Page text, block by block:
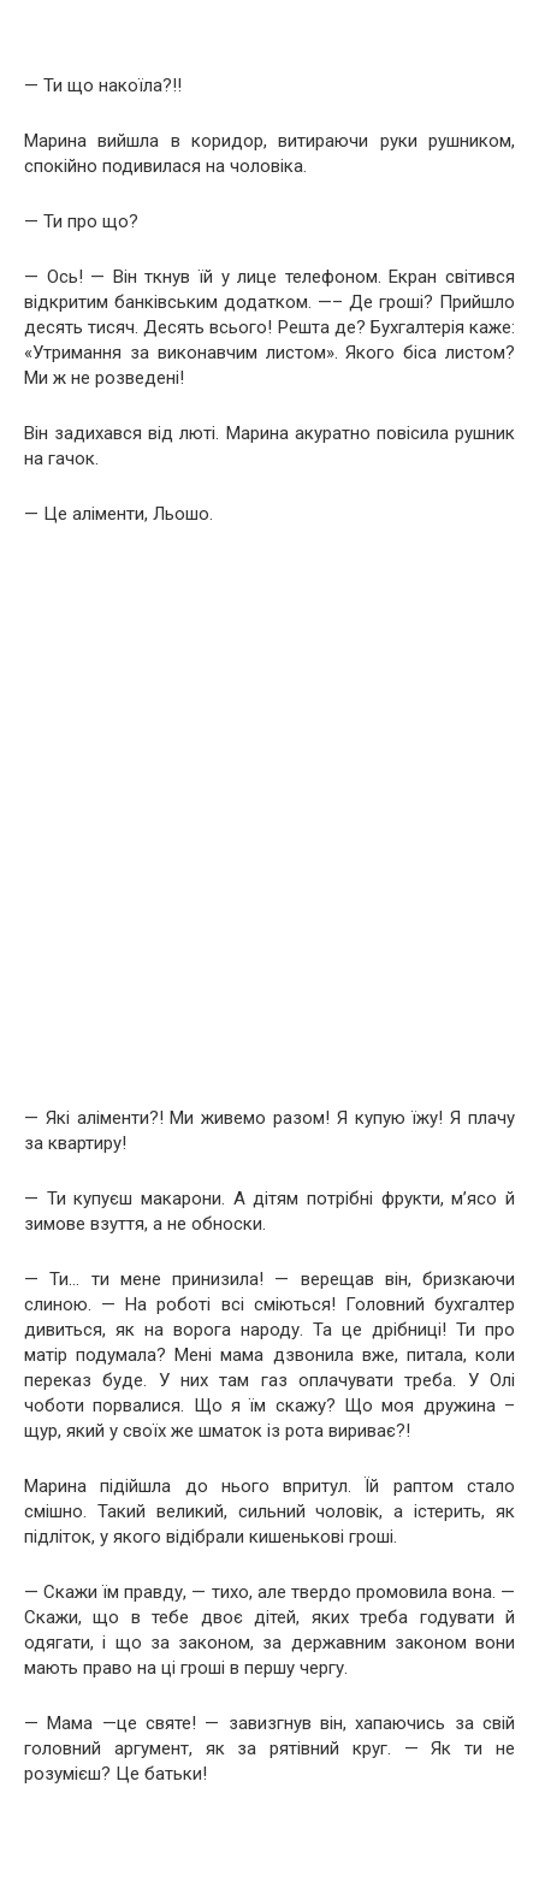
— Ти що накоїла?!!
Марина вийшла в коридор, витираючи руки рушником,
спокійно подивилася на чоловіка.
— Ти про що?
— Ось! — Він ткнув їй у лице телефоном. Екран світився
відкритим банківським додатком. —– Де гроші? Прийшло
десять тисяч. Десять всього! Решта де? Бухгалтерія каже:
«Утримання за виконавчим листом». Якого біса листом?
Ми ж не розведені!
Він задихався від люті. Марина акуратно повісила рушник
на гачок.
— Це аліменти, Льошо.
— Які аліменти?! Ми живемо разом! Я купую їжу! Я плачу
за квартиру!
— Ти купуєш макарони. А дітям потрібні фрукти, м’ясо й
зимове взуття, а не обноски.
— Ти… ти мене принизила! — верещав він, бризкаючи
слиною. — На роботі всі сміються! Головний бухгалтер
дивиться, як на ворога народу. Та це дрібниці! Ти про
матір подумала? Мені мама дзвонила вже, питала, коли
переказ буде. У них там газ оплачувати треба. У Олі
чоботи порвалися. Що я їм скажу? Що моя дружина –
щур, який у своїх же шматок із рота вириває?!
Марина підійшла до нього впритул. Їй раптом стало
смішно. Такий великий, сильний чоловік, а істерить, як
підліток, у якого відібрали кишенькові гроші.
— Скажи їм правду, — тихо, але твердо промовила вона. —
Скажи, що в тебе двоє дітей, яких треба годувати й
одягати, і що за законом, за державним законом вони
мають право на ці гроші в першу чергу.
— Мама —це святе! — завизгнув він, хапаючись за свій
головний аргумент, як за рятівний круг. — Як ти не
розумієш? Це батьки!